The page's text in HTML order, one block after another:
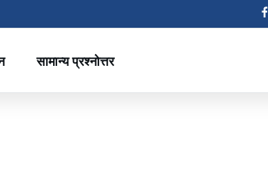
सामान्य प्रश्नोत्तर